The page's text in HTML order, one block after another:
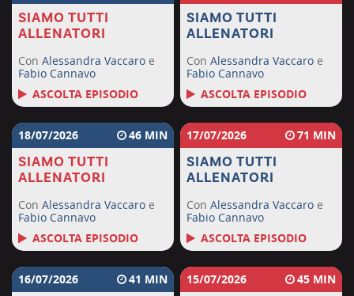
SIAMO TUTTI
ALLENATORI
Con Alessandra Vaccaro e
Fabio Cannavo
ASCOLTA EPISODIO
SIAMO TUTTI
ALLENATORI
ConAlessandra Vaccaro e
Fabio Cannavo
ASCOLTA EPISODIO
18/07/2026 46
SIAMO TUTTI
ALLENATORI
Con Alessandra Vaccaro e
Fabio Cannavo
ASCOLTA EPISODIO
17/07/2026 71
SIAMO TUTTI
ALLENATORI
ConAlessandra Vaccaro e
Fabio Cannavo
ASCOLTA EPISODIO
16/07/2026 41 15/07/2026 45